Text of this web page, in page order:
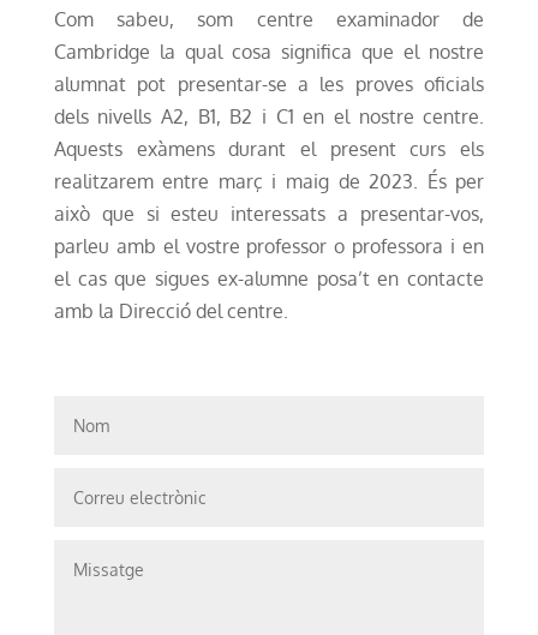
Com sabeu, som centre examinador de
Cambridge la qual cosa significa que el nostre
alumnat pot presentar-se a les proves oficials
dels nivells A2, B1, B2 i C1 en el nostre centre.
Aquests exàmens durant el present curs els
realitzarem entre març i maig de 2023. És per
això que si esteu interessats a presentar-vos,
parleu amb el vostre professor o professora i en
el cas que sigues ex-alumne posa’t en contacte
amb la Direcció del centre.